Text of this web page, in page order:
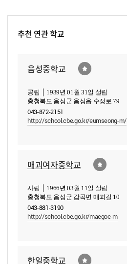
추천 연관 학교
음성중학교
공립 │ 1939년 01월 31일 설립
충청북도 음성군 음성읍 수정로 79
043-872-2151
http://school.cbe.go.kr/eumseong-m/
매괴여자중학교
사립 │ 1966년 03월 11일 설립
충청북도 음성군 감곡면 매괴길 10
043-881-3190
http://school.cbe.go.kr/maegoe-m
한일중학교